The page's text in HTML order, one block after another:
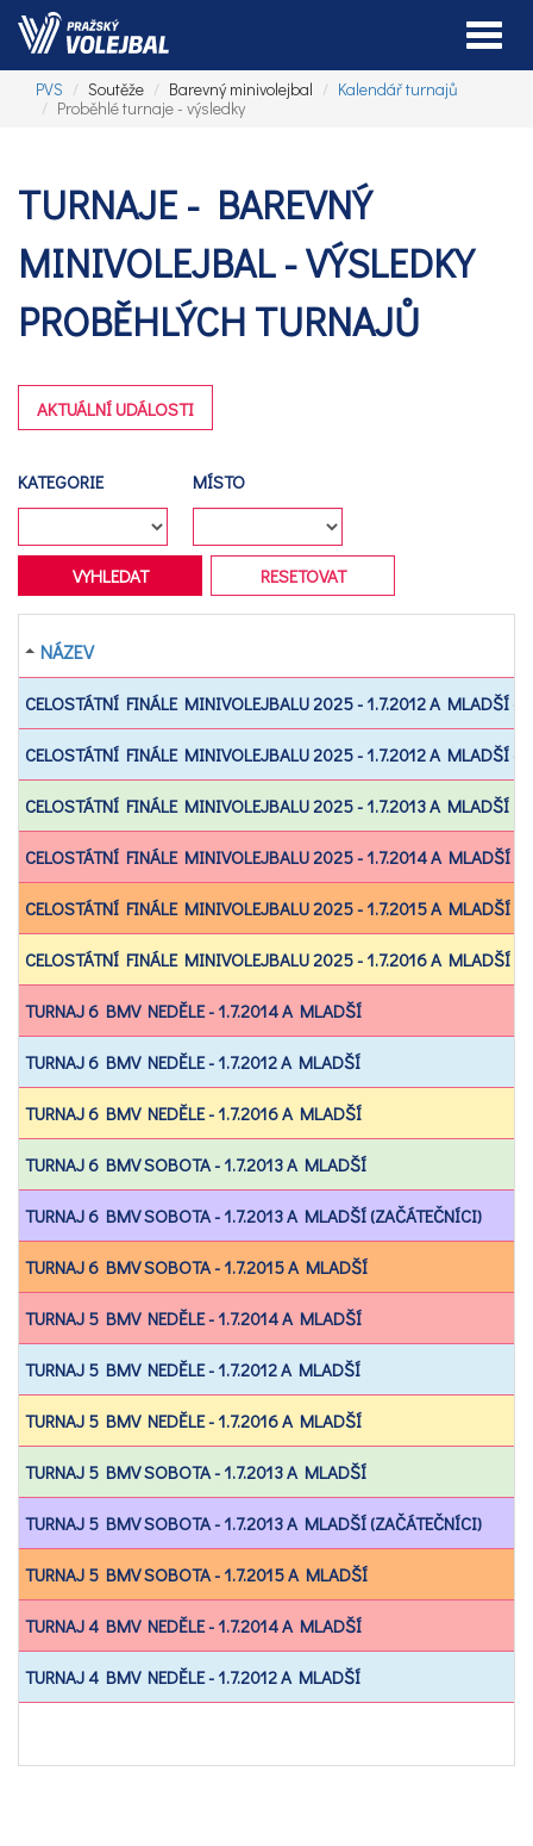
PVS Soutěže Barevný minivolejbal
Kalendář turnajů
Proběhlé turnaje - výsledky
TURNAJE - BAREVNÝ
MINIVOLEJBAL - VÝSLEDKY
PROBĚHLÝCH TURNAJŮ
AKTUÁLNÍ UDÁLOSTI
KATEGORIE MÍSTO
NÁZEV
CELOSTÁTNÍ FINÁLE MINIVOLEJBALU 2025 - 1.7.2012 A MLADŠÍ -
CELOSTÁTNÍ FINÁLE MINIVOLEJBALU 2025 - 1.7.2012 A MLADŠÍ -
CELOSTÁTNÍ FINÁLE MINIVOLEJBALU 2025 - 1.7.2013 A MLADŠÍ
CELOSTÁTNÍ FINÁLE MINIVOLEJBALU 2025 - 1.7.2014 A MLADŠÍ
CELOSTÁTNÍ FINÁLE MINIVOLEJBALU 2025 - 1.7.2015 A MLADŠÍ
CELOSTÁTNÍ FINÁLE MINIVOLEJBALU 2025 - 1.7.2016 A MLADŠÍ
TURNAJ 6 BMV NEDĚLE - 1.7.2014 A MLADŠÍ
TURNAJ 6 BMV NEDĚLE - 1.7.2012 A MLADŠÍ
TURNAJ 6 BMV NEDĚLE - 1.7.2016 A MLADŠÍ
TURNAJ 6 BMV SOBOTA - 1.7.2013 A MLADŠÍ
TURNAJ 6 BMV SOBOTA - 1.7.2013 A MLADŠÍ (ZAČÁTEČNÍCI)
TURNAJ 6 BMV SOBOTA - 1.7.2015 A MLADŠÍ
TURNAJ 5 BMV NEDĚLE - 1.7.2014 A MLADŠÍ
TURNAJ 5 BMV NEDĚLE - 1.7.2012 A MLADŠÍ
TURNAJ 5 BMV NEDĚLE - 1.7.2016 A MLADŠÍ
TURNAJ 5 BMV SOBOTA - 1.7.2013 A MLADŠÍ
TURNAJ 5 BMV SOBOTA - 1.7.2013 A MLADŠÍ (ZAČÁTEČNÍCI)
TURNAJ 5 BMV SOBOTA - 1.7.2015 A MLADŠÍ
TURNAJ 4 BMV NEDĚLE - 1.7.2014 A MLADŠÍ
TURNAJ 4 BMV NEDĚLE - 1.7.2012 A MLADŠÍ